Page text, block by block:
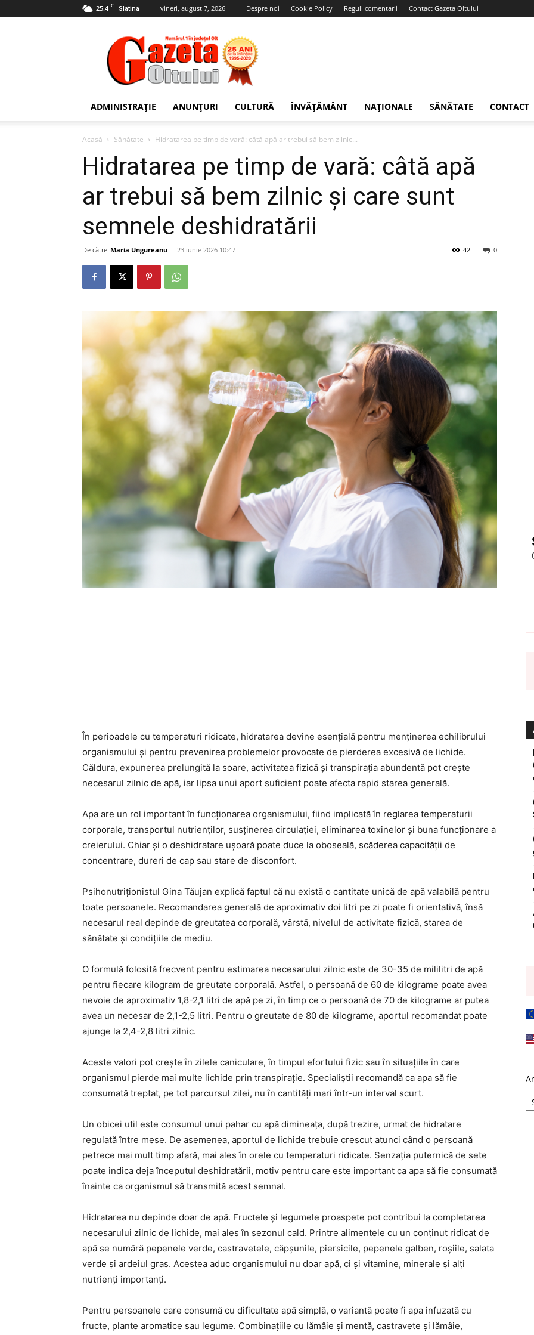
25.4 C Slatina vineri, august 7, 2026 Despre noi Cookie Policy Reguli comentarii Contact Gazeta Oltului
Gazeta
Oltului
ADMINISTRAȚIE ANUNȚURI CULTURĂ ÎNVĂȚĂMÂNT NAȚIONALE SĂNĂTATE CONTACT
Acasă Sănătate Hidratarea pe timp de vară: câtă apă ar trebui să bem zilnic...
Hidratarea pe timp de vară: câtă apă
ar trebui să bem zilnic și care sunt
semnele deshidratării
De către Maria Ungureanu - 23 iunie 2026 10:47 0
42
În perioadele cu temperaturi ridicate, hidratarea devine esențială pentru menținerea echilibrului
organismului și pentru prevenirea problemelor provocate de pierderea excesivă de lichide.
Căldura, expunerea prelungită la soare, activitatea fizică și transpirația abundentă pot crește
necesarul zilnic de apă, iar lipsa unui aport suficient poate afecta rapid starea generală.
Apa are un rol important în funcționarea organismului, fiind implicată în reglarea temperaturii
corporale, transportul nutrienților, susținerea circulației, eliminarea toxinelor și buna funcționare a
creierului. Chiar și o deshidratare ușoară poate duce la oboseală, scăderea capacității de
concentrare, dureri de cap sau stare de disconfort.
Psihonutriționistul Gina Tăujan explică faptul că nu există o cantitate unică de apă valabilă pentru
toate persoanele. Recomandarea generală de aproximativ doi litri pe zi poate fi orientativă, însă
necesarul real depinde de greutatea corporală, vârstă, nivelul de activitate fizică, starea de
sănătate și condițiile de mediu.
O formulă folosită frecvent pentru estimarea necesarului zilnic este de 30-35 de mililitri de apă
pentru fiecare kilogram de greutate corporală. Astfel, o persoană de 60 de kilograme poate avea
nevoie de aproximativ 1,8-2,1 litri de apă pe zi, în timp ce o persoană de 70 de kilograme ar putea
avea un necesar de 2,1-2,5 litri. Pentru o greutate de 80 de kilograme, aportul recomandat poate
ajunge la 2,4-2,8 litri zilnic.
Aceste valori pot crește în zilele caniculare, în timpul efortului fizic sau în situațiile în care
organismul pierde mai multe lichide prin transpirație. Specialiștii recomandă ca apa să fie
consumată treptat, pe tot parcursul zilei, nu în cantități mari într-un interval scurt.
Un obicei util este consumul unui pahar cu apă dimineața, după trezire, urmat de hidratare
regulată între mese. De asemenea, aportul de lichide trebuie crescut atunci când o persoană
petrece mai mult timp afară, mai ales în orele cu temperaturi ridicate. Senzația puternică de sete
poate indica deja începutul deshidratării, motiv pentru care este important ca apa să fie consumată
înainte ca organismul să transmită acest semnal.
Hidratarea nu depinde doar de apă. Fructele și legumele proaspete pot contribui la completarea
necesarului zilnic de lichide, mai ales în sezonul cald. Printre alimentele cu un conținut ridicat de
apă se numără pepenele verde, castravetele, căpșunile, piersicile, pepenele galben, roșiile, salata
verde și ardeiul gras. Acestea aduc organismului nu doar apă, ci și vitamine, minerale și alți
nutrienți importanți.
Pentru persoanele care consumă cu dificultate apă simplă, o variantă poate fi apa infuzată cu
fructe, plante aromatice sau legume. Combinațiile cu lămâie și mentă, castravete și lămâie,